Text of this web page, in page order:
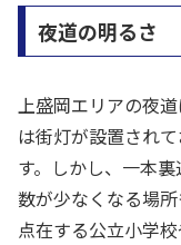
夜道の明るさ
上盛岡エリアの夜
は街灯が設置され
す。しかし、一本
数が少なくなる場
点在する公立小学